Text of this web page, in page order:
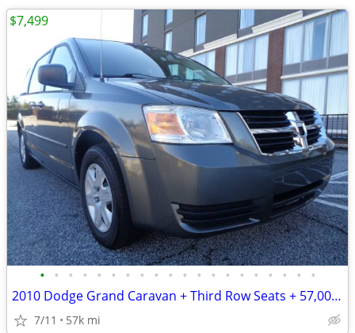
• • • • • • • • • • • • • • • • • • • •
2010 Dodge Grand Caravan + Third Row Seats + 57,000 Miles
7/11 57k mi
$7,499